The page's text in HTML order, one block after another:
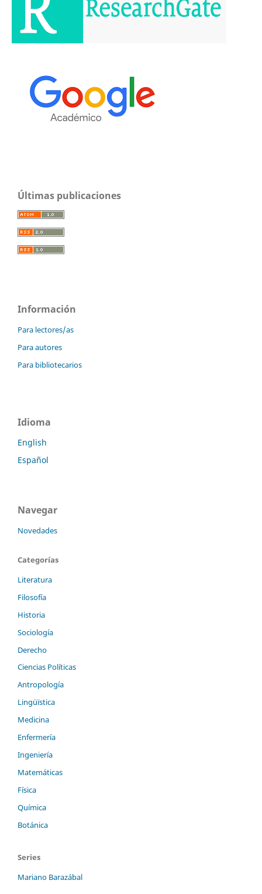
Últimas publicaciones
Información
Para lectores/as
Para autores
Para bibliotecarios
Idioma
English
Español
Navegar
Novedades
Categorías
Literatura
Filosofía
Historia
Sociología
Derecho
Ciencias Políticas
Antropología
Lingüïstica
Medicina
Enfermería
Ingeniería
Matemáticas
Física
Química
Botánica
Series
Mariano Barazábal